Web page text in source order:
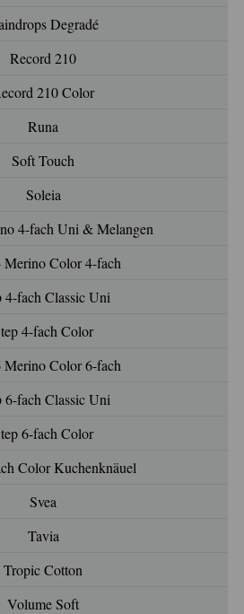
Degradé
Record 210
210 Color
Runa
Soft Touch
Soleia
4-fach Uni & Melangen
Merino Color 4-fach
4-fach Classic Uni
4-fach Color
Merino Color 6-fach
6-fach Classic Uni
6-fach Color
Color Kuchenknäuel
Svea
Tavia
Tropic Cotton
Volume Soft